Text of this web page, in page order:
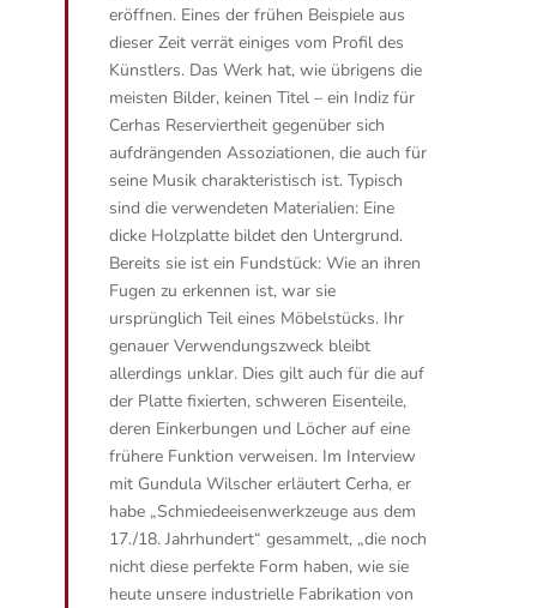
eröffnen. Eines der frühen Beispiele aus
dieser Zeit verrät einiges vom Profil des
Künstlers. Das Werk hat, wie übrigens die
meisten Bilder, keinen Titel – ein Indiz für
Cerhas Reserviertheit gegenüber sich
aufdrängenden Assoziationen, die auch für
seine Musik charakteristisch ist. Typisch
sind die verwendeten Materialien: Eine
dicke Holzplatte bildet den Untergrund.
Bereits sie ist ein Fundstück: Wie an ihren
Fugen zu erkennen ist, war sie
ursprünglich Teil eines Möbelstücks. Ihr
genauer Verwendungszweck bleibt
allerdings unklar. Dies gilt auch für die auf
der Platte fixierten, schweren Eisenteile,
deren Einkerbungen und Löcher auf eine
frühere Funktion verweisen. Im Interview
mit Gundula Wilscher erläutert Cerha, er
habe „Schmiedeeisenwerkzeuge aus dem
17./18. Jahrhundert“ gesammelt,„die noch
nicht diese perfekte Form haben, wie sie
heute unsere industrielle Fabrikation von